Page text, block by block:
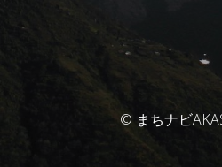
© まちナビ